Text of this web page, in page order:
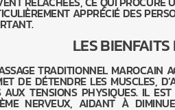
APPRÉCIÉ DES
LES
TRADITIONNEL MAROCAIN
DE DÉTENDRE LES MUSCLES,
AUX TENSIONS PHYSIQUES. IL
NERVEUX, AIDANT À